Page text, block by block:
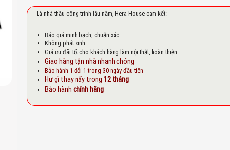
Là nhà thầu công trình lâu năm, Hera House cam kết:
Báo giá minh bạch, chuẩn xác
Không phát sinh
Giá ưu đãi tốt cho khách hàng làm nội thất, hoàn thiện
Giao hàng tận nhà nhanh chóng
Bảo hành 1 đổi 1 trong 30 ngày đầu tiên
Hư gì thay nấy trong 12 tháng
Bảo hành chính hãng